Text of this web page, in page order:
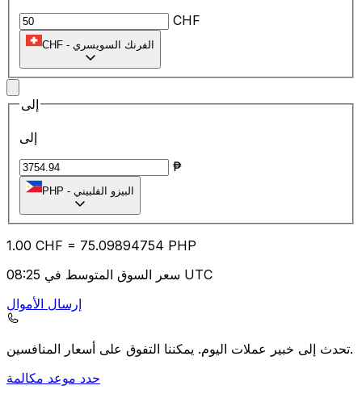
CHF
CHF - الفرنك السويسري
إلى
إلى
₱
PHP - البيزو الفلبيني
1.00 CHF = 75.09894754 PHP
سعر السوق المتوسط في 08:25 UTC
إرسال الأموال
تحدث إلى خبير عملات اليوم.يمكننا التفوق على أسعار المنافسين.
حدد موعد مكالمة